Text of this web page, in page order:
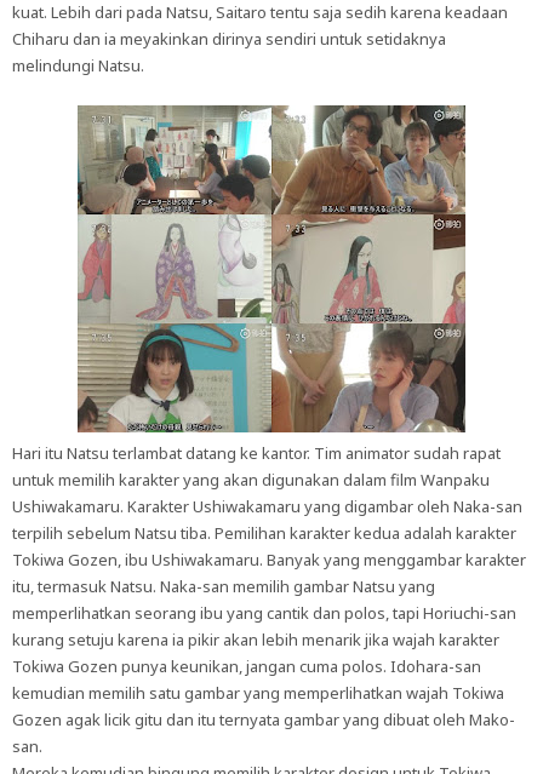
kuat. Lebih dari pada Natsu, Saitaro tentu saja sedih karena keadaan
Chiharu dan ia meyakinkan dirinya sendiri untuk setidaknya
melindungi Natsu.
Hari itu Natsu terlambat datang ke kantor. Tim animator sudah rapat
untuk memilih karakter yang akan digunakan dalam film Wanpaku
Ushiwakamaru. Karakter Ushiwakamaru yang digambar oleh Naka-san
terpilih sebelum Natsu tiba. Pemilihan karakter kedua adalah karakter
Tokiwa Gozen, ibu Ushiwakamaru. Banyak yang menggambar karakter
itu, termasuk Natsu. Naka-san memilih gambar Natsu yang
memperlihatkan seorang ibu yang cantik dan polos, tapi Horiuchi-san
kurang setuju karena ia pikir akan lebih menarik jika wajah karakter
Tokiwa Gozen punya keunikan, jangan cuma polos. Idohara-san
kemudian memilih satu gambar yang memperlihatkan wajah Tokiwa
Gozen agak licik gitu dan itu ternyata gambar yang dibuat oleh Mako-
san.